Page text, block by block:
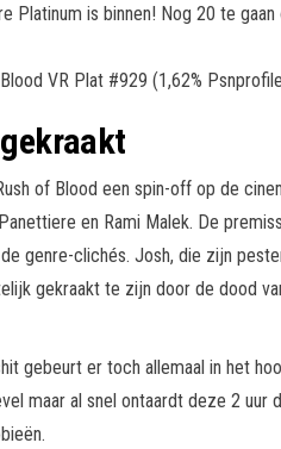
Platinum is binnen! Nog 20 te
VR Plat #929 (1,62%
of Blood een spin-off op de
en Rami Malek. De
de genre-clichés. Josh, die zijn
gekraakt te zijn door de dood
gebeurt er toch allemaal in het
maar al snel ontaardt deze 2